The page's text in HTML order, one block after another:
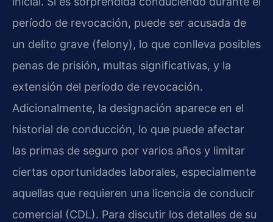
período de revocación, puede ser acusada de
un delito grave (felony), lo que conlleva posibles
penas de prisión, multas significativas, y la
extensión del período de revocación.
Adicionalmente, la designación aparece en el
historial de conducción, lo que puede afectar
las primas de seguro por varios años y limitar
ciertas oportunidades laborales, especialmente
aquellas que requieren una licencia de conducir
comercial (CDL). Para discutir los detalles de su